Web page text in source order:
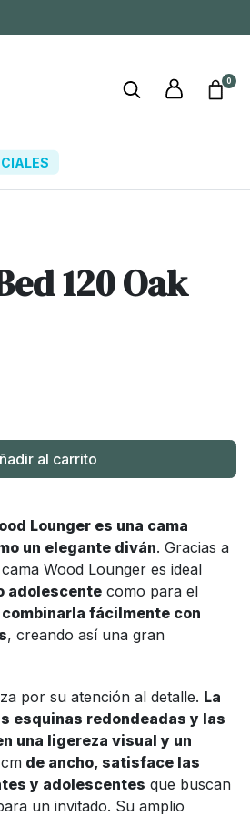
0
120 Oak
al carrito
Lounger es una cama
un elegante diván. Gracias a
Wood Lounger es ideal
adolescente como para el
combinarla fácilmente con
, creando así una gran
por su atención al detalle. La
esquinas redondeadas y las
una ligereza visual y un
de ancho, satisface las
y adolescentes que buscan
un invitado. Su amplio